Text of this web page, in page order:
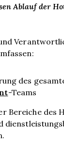
Ablauf der
des
-Teams
Bereiche des